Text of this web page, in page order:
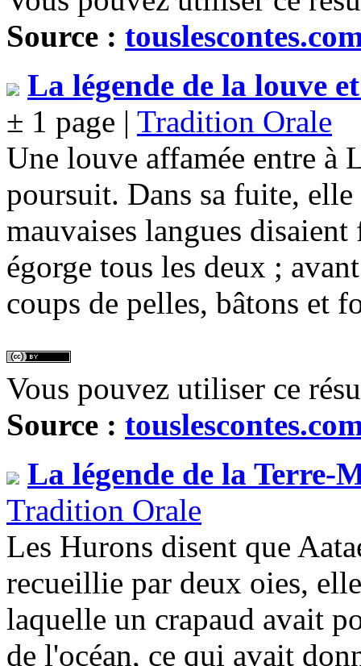
Source :
La légende de la louve
± 1 page | Tradition Orale
Une louve affamée entre à
poursuit. Dans sa fuite,
mauvaises langues
égorge tous les deux ;
coups de pelles, bâtons et
Vous pouvez utiliser ce
Source :
La légende de la Terre-
Tradition Orale
Les Hurons disent que
recueillie par deux oies,
laquelle un crapaud avait
de l'océan, ce qui avait